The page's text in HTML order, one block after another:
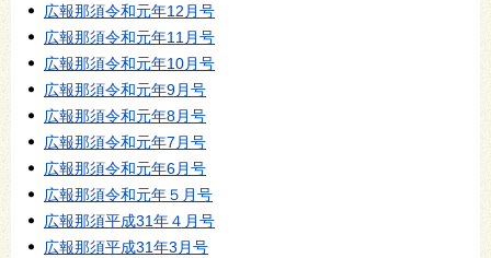
広報那須令和元年12月号
広報那須令和元年11月号
広報那須令和元年10月号
広報那須令和元年9月号
広報那須令和元年8月号
広報那須令和元年7月号
広報那須令和元年6月号
広報那須令和元年５月号
広報那須平成31年４月号
広報那須平成31年3月号